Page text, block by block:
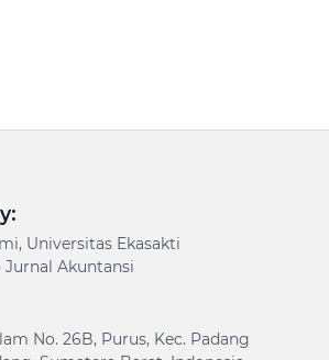
Universitas Ekasakti
Jurnal Akuntansi
No. 26B, Purus, Kec. Padang